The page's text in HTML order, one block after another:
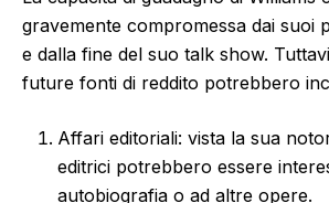
gravemente compromessa dai suoi
e dalla fine del suo talk show.
future fonti di reddito potrebbero
Affari editoriali: vista la sua
editrici potrebbero essere
autobiografia o ad altre opere.